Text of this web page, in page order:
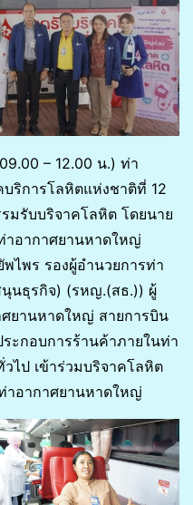
– 12.00 น.) ท่า
ริการโลหิตแห่งชาติที่ 12
มรับบริจาคโลหิต โดยนาย
าอากาศยานหาดใหญ่
ไพร รองผู้อำนวยการท่า
นธุรกิจ) (รหญ.(สธ.)) ผู้
ยานหาดใหญ่ สายการบิน
ะกอบการร้านค้าภายในท่า
ไป เข้าร่วมบริจาคโลหิต
าอากาศยานหาดใหญ่